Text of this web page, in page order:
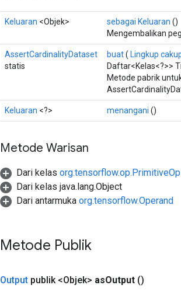
Keluaran <Objek> sebagai Keluaran ()
Mengembalikan
AssertCardinalityDataset
statis
buat( Lingkup
Daftar<Kelas<?>>
Metode pabrik
Keluaran <?> menangani ()
Metode Warisan
Dari kelas org.tensorflow.op.PrimitiveOp
Dari kelas java.lang.Object
Dari antarmuka org.tensorflow.Operand
Metode Publik
Output publik <Objek> asOutput ()